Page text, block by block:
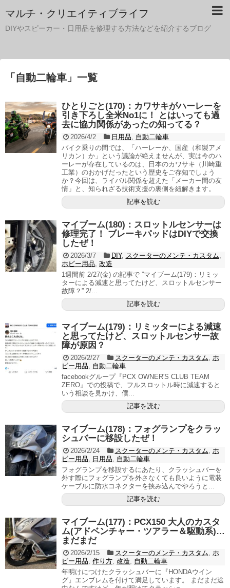
マルチ・クリエイティブライフ
DIYやスピーカー・日用品を修理する方法などを紹介するブログ
「 自動二輪車 」 一覧
ひとりごと(170)：カワサキがハーレーを
引き下ろし全米No1に！ とはいっても過
去に協力関係があったの知ってる？
2026/4/2 日用品
自動二輪車
バイク乗りの間では、「ハーレーか、国産（和製アメ
リカン）か」という議論が絶えませんが、実は今のハ
ーレーが存在しているのは、日本のカワサキ（川崎重
工業）のおかげだったという歴史をご存知でしょう
か？今回は、ライバル関係を超えた「メーカー間の友
情」と、知られざる技術支援の裏側を紐解きます。
記事を読む
マイブーム(180)：スロットルセンサーは
修理完了！ ブレーキパッドはDIYで交換
したぜ！
2026/3/7 DIY, スクーターのメンテ・カスタム
ホビー用品 改造
1週間前 2/27(金) の記事で ”マイブーム(179)：リミッ
ターによる減速と思ってたけど、スロットルセンサー
故障？” 2/...
記事を読む
マイブーム(179)：リミッターによる減速
と思ってたけど、スロットルセンサー故
障が原因？
2026/2/27 スクーターのメンテ・カスタム
ホ
ビー用品
自動二輪車
facebookグループ『PCX OWNER'S CLUB TEAM
ZERO』での投稿で、フルスロットル時に減速すると
いう相談を見かけ、僕...
記事を読む
マイブーム(178)：フォグランプをクラッ
シュバーに移設したぜ！
2026/2/24 スクーターのメンテ・カスタム
ホ
ビー用品
日用品
自動二輪車
フォグランプを移設するにあたり、クラッシュバーを
外す際にフォグランプを外さなくても良いように電装
ケーブルに防水コネクターを挟み込んでやろうと...
記事を読む
マイブーム(177)：PCX150 大人のカスタ
ム(アドベンチャー・ツアラー＆駆動系)…
まだまだ
2026/2/15 スクーターのメンテ・カスタム
ホ
ビー用品 作り方 改造
自動二輪車
年明けにつけたクラッシュバーに『HONDAウイン
グ』エンブレムを付けて満足しています。 まだまだ途